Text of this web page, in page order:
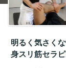
明るく気さく
身スリ筋セラ